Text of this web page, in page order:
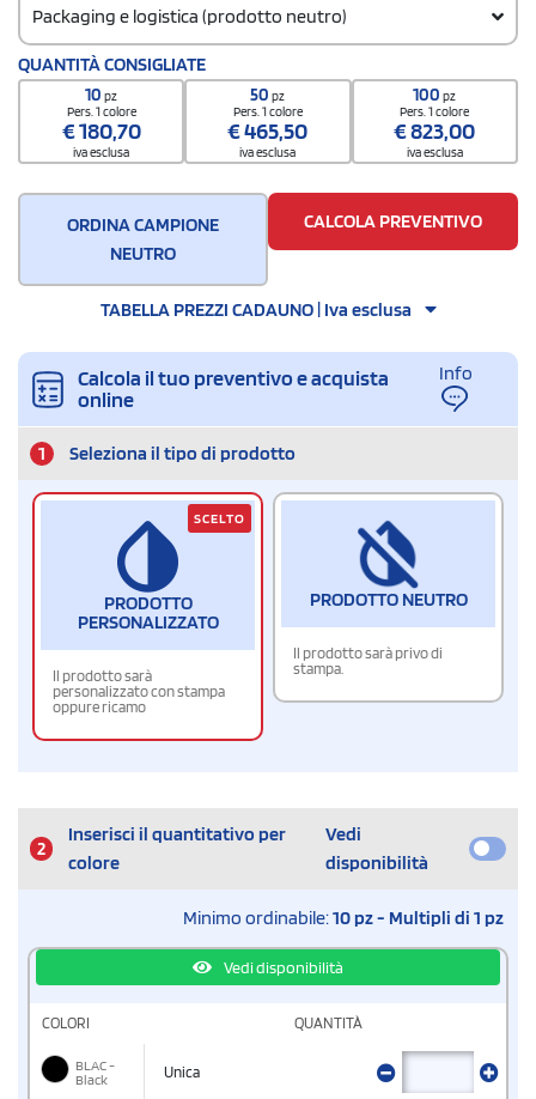
Packaging e logistica (prodotto neutro)
Codice doganale
62114310
Quantità per confezione
Quantità per scatola
72
QUANTITÀ CONSIGLIATE
10pz
Pers. 1 colore
€180,70
iva esclusa
50pz
Pers. 1 colore
€465,50
iva esclusa
100pz
Pers. 1 colore
€823,00
iva esclusa
ORDINA CAMPIONE
NEUTRO
CALCOLA PREVENTIVO
TABELLA PREZZI CADAUNO | Iva esclusa
Calcola il tuo preventivo e acquista
online
Info
1 Seleziona il tipo di prodotto
PRODOTTO
PERSONALIZZATO
Il prodotto sarà
personalizzato con stampa
oppure ricamo
SCELTO
PRODOTTO NEUTRO
Il prodotto sarà privo di
stampa.
2
Inserisci il quantitativo per
colore
Vedi
disponibilità
Minimo ordinabile:10 pz - Multipli di 1 pz
Vedi disponibilità
COLORI QUANTITÀ
BLAC -
Black
Unica